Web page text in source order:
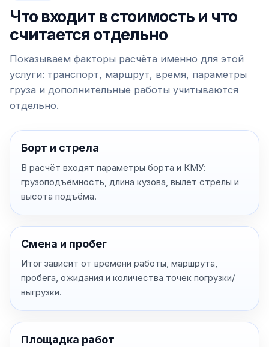
Что входит в стоимость и что
считается отдельно
Показываем факторы расчёта именно для этой
услуги: транспорт, маршрут, время, параметры
груза и дополнительные работы учитываются
отдельно.
Борт и стрела
В расчёт входят параметры борта и КМУ:
грузоподъёмность, длина кузова, вылет стрелы и
высота подъёма.
Смена и пробег
Итог зависит от времени работы, маршрута,
пробега, ожидания и количества точек погрузки/
выгрузки.
Площадка работ